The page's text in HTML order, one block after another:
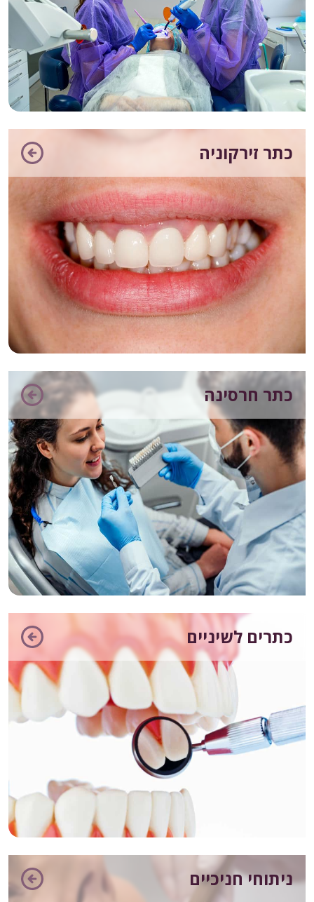
כתר זירקוניה
כתר חרסינה
כתרים לשיניים
ניתוחי חניכיים